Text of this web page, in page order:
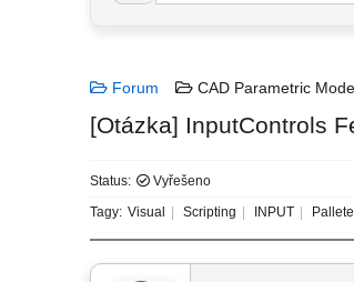
Forum CAD Parametric
[Otázka] InputControls
Status:
Vyřešeno
Tagy: Visual Scripting INPUT